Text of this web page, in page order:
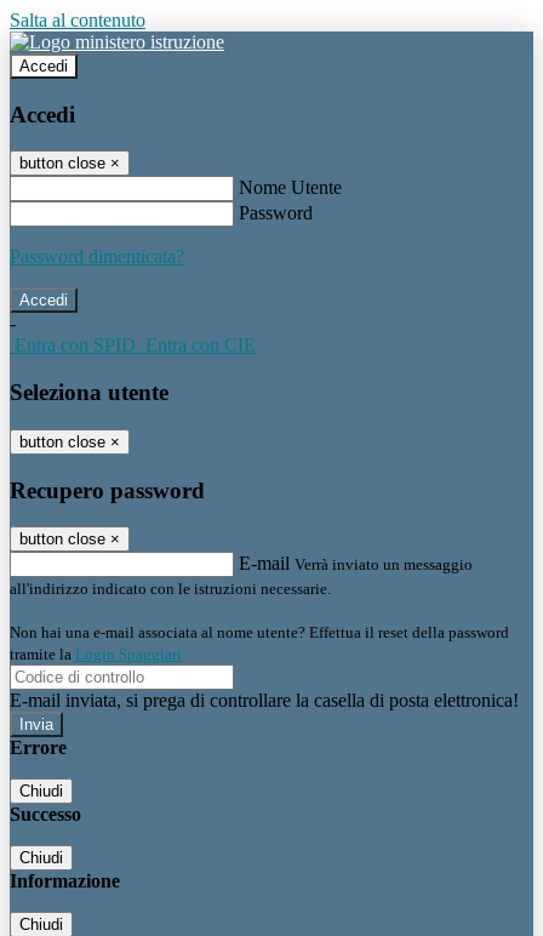
Salta al contenuto
Accedi
Accedi
button close ×
Nome Utente
Password
Password dimenticata?
-
Entra con SPID Entra con CIE
Seleziona utente
button close ×
Recupero password
button close ×
E-mail Verrà inviato un messaggio
all'indirizzo indicato con le istruzioni necessarie.
Non hai una e-mail associata al nome utente? Effettua il reset della password
tramite la Login Spaggiari
E-mail inviata, si prega di controllare la casella di posta elettronica!
Errore
Chiudi
Successo
Chiudi
Informazione
Chiudi